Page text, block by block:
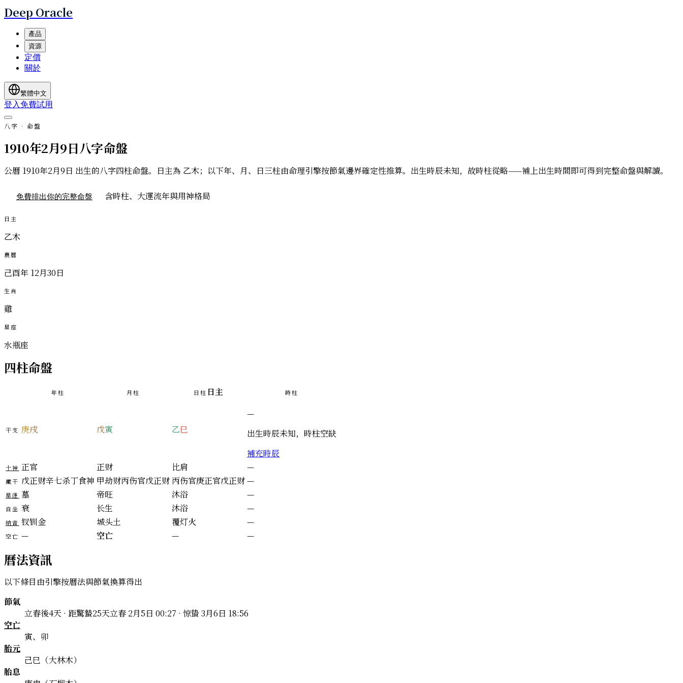
Deep Oracle
產品
資源
定價
關於
繁體中文
登入 免費試用
八字 · 命盤
1910年2月9日八字命盤
公曆 1910年2月9日 出生的八字四柱命盤。日主為 乙木；以下年、月、日三柱由命理引擎按節氣邊界確定性推算。出生時辰未知，故時柱從略——補上出生時間即可得到完整命盤與解讀。
免費排出你的完整命盤 含時柱、大運流年與用神格局
日主
乙木
農曆
己酉年 12月30日
生肖
雞
星座
水瓶座
四柱命盤
年柱 月柱 日柱 日主 時柱
干支 庚戌 戊寅 乙巳
—
出生時辰未知，時柱空缺
補充時辰
十神 正官 正财 比肩 —
藏干 戊正财辛七杀丁食神 甲劫财丙伤官戊正财丙伤官庚正官戊正财—
星運 墓 帝旺 沐浴 —
自坐 衰 长生 沐浴 —
納音 钗钏金 城头土 覆灯火 —
空亡 — 空亡 — —
曆法資訊
以下條目由引擎按曆法與節氣換算得出
節氣
立春後4天 · 距驚蟄25天立春 2月5日 00:27 · 惊蛰 3月6日 18:56
空亡
寅、卯
胎元
己巳（大林木）
胎息